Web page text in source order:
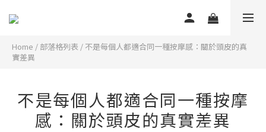
Home / 部落格列表 / 不是每個人都適合同一種按摩感：關於頭皮的真
實差異
不是每個人都適合同一種按摩
感：關於頭皮的真實差異